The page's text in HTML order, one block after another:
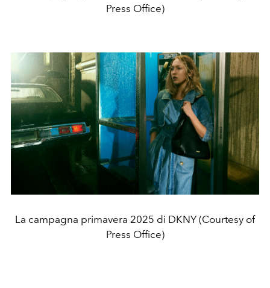
Press Office)
La campagna primavera 2025 di DKNY (Courtesy of
Press Office)